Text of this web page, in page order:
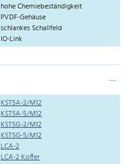
hohe Chemiebeständigkeit
PVDF-Gehäuse
schlankes Schallfeld
IO-Link
KST5A-2/M12
KST5A-5/M12
KST5G-2/M12
KST5G-5/M12
LCA-2
LCA-2 Koffer